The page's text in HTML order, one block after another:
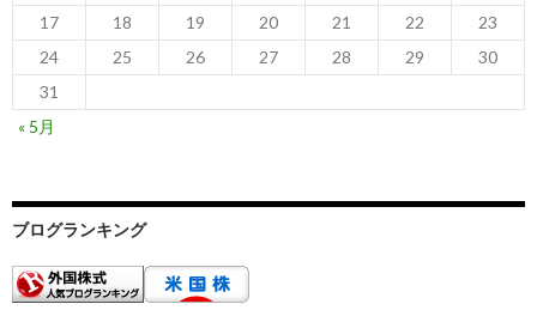
17
18 19 20 21 22
23
24
25 26 27 28 29
30
31
« 5月
ブログランキング